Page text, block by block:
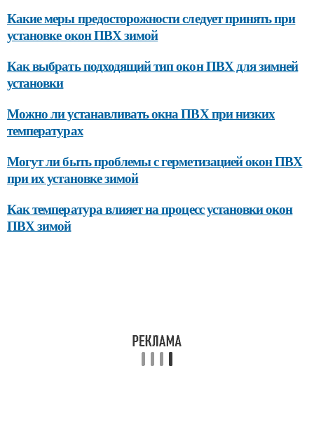
Какие меры предосторожности следует принять при
установке окон ПВХ зимой
Как выбрать подходящий тип окон ПВХ для зимней
установки
Можно ли устанавливать окна ПВХ при низких
температурах
Могут ли быть проблемы с герметизацией окон ПВХ
при их установке зимой
Как температура влияет на процесс установки окон
ПВХ зимой